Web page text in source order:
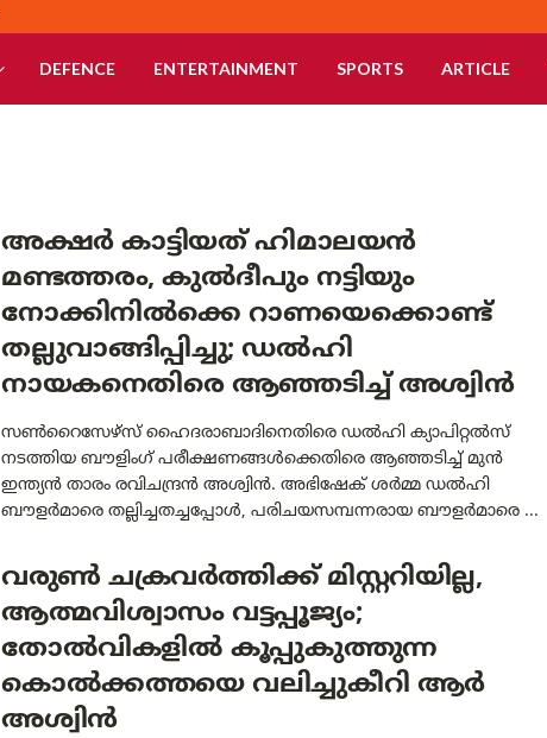
DEFENCE ENTERTAINMENT SPORTS ARTICLE
അക്ഷർ കാട്ടിയത് ഹിമാലയൻ
മണ്ടത്തരം, കുൽദീപും നട്ടിയും
നോക്കിനിൽക്കെ റാണയെക്കൊണ്ട്
തല്ലുവാങ്ങിപ്പിച്ചു; ഡൽഹി
നായകനെതിരെ ആഞ്ഞടിച്ച് അശ്വിൻ
സൺറൈസേഴ്‌സ് ഹൈദരാബാദിനെതിരെ ഡൽഹി ക്യാപിറ്റൽസ്
നടത്തിയ ബൗളിംഗ് പരീക്ഷണങ്ങൾക്കെതിരെ ആഞ്ഞടിച്ച് മുൻ
ഇന്ത്യൻ താരം രവിചന്ദ്രൻ അശ്വിൻ. അഭിഷേക് ശർമ്മ ഡൽഹി
ബൗളർമാരെ തല്ലിച്ചതച്ചപ്പോൾ, പരിചയസമ്പന്നരായ ബൗളർമാരെ ...
വരുൺ ചക്രവർത്തിക്ക് മിസ്റ്ററിയില്ല,
ആത്മവിശ്വാസം വട്ടപ്പൂജ്യം;
തോൽവികളിൽ കൂപ്പുകുത്തുന്ന
കൊൽക്കത്തയെ വലിച്ചുകീറി ആർ
അശ്വിൻ